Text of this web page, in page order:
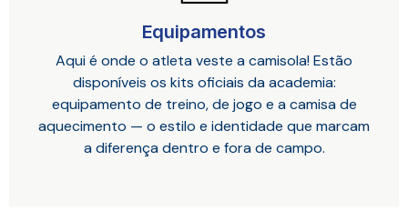
Equipamentos
Aqui é onde o atleta veste a camisola! Estão
disponíveis os kits oficiais da academia:
equipamento de treino, de jogo e a camisa de
aquecimento — o estilo e identidade que marcam
a diferença dentro e fora de campo.